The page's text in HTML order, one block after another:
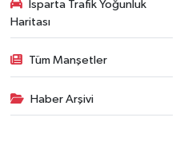
Isparta Trafik Yoğunluk
Haritası
Tüm Manşetler
Haber Arşivi